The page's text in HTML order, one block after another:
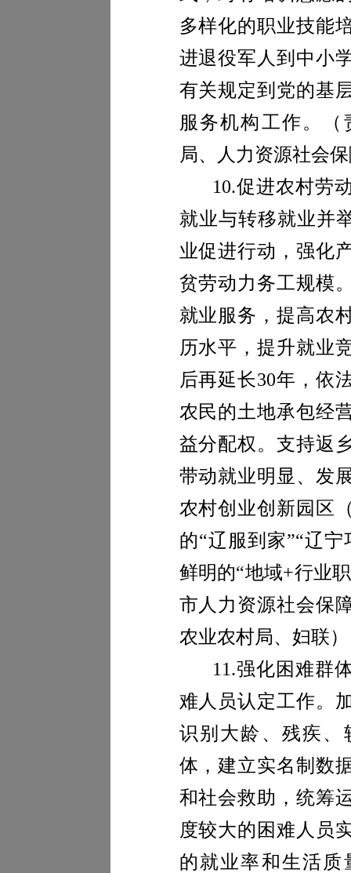
多样化的职业技能
进退役军人到中小
有关规定到党的基
服务机构工作。
（
局、人力资源社会
10.促进农村劳
就业与转移就业并
业促进行动，强化
贫劳动力务工规模
就业服务，提高农
历水平，提升就业
后再延长30年，依
农民的土地承包经
益分配权。支持返
带动就业明显、发
农村创业创新园区
的“辽服到家”“辽
鲜明的“地域+行业
市人力资源社会保
农业农村局、妇联）
11.强化困难群
难人员认定工作。
识别大龄、残疾、
体，建立实名制数
和社会救助，统筹
度较大的困难人员
的就业率和生活